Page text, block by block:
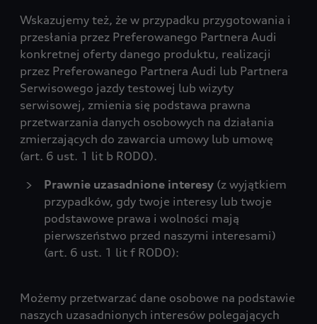
Wskazujemy też, że w przypadku przygotowania i
przesłania przez Preferowanego Partnera Audi
konkretnej oferty danego produktu, realizacji
przez Preferowanego Partnera Audi lub Partnera
Serwisowego jazdy testowej lub wizyty
serwisowej, zmienia się podstawa prawna
przetwarzania danych osobowych na działania
zmierzających do zawarcia umowy lub umowę
(art. 6 ust. 1 lit b RODO).
Prawnie uzasadnione interesy (z wyjątkiem
przypadków, gdy twoje interesy lub twoje
podstawowe prawa i wolności mają
pierwszeństwo przed naszymi interesami)
(art. 6 ust. 1 lit f RODO):
Możemy przetwarzać dane osobowe na podstawie
naszych uzasadnionych interesów polegających